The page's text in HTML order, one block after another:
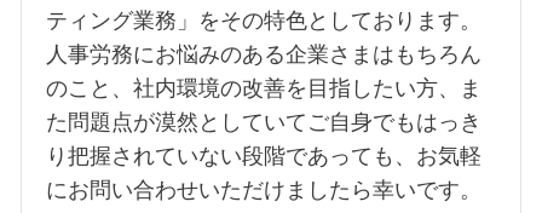
ティング業務」をその特色としております。
人事労務にお悩みのある企業さまはもちろん
のこと、社内環境の改善を目指したい方、ま
た問題点が漠然としていてご自身でもはっき
り把握されていない段階であっても、お気軽
にお問い合わせいただけましたら幸いです。